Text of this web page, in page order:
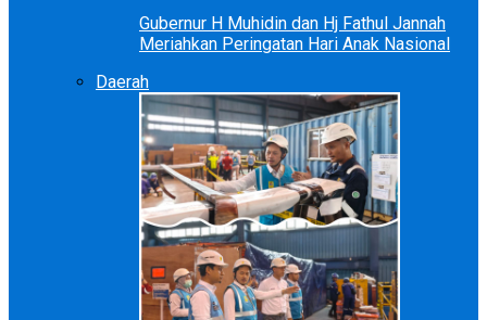
Gubernur H Muhidin dan Hj Fathul Jannah
Meriahkan Peringatan Hari Anak Nasional
Daerah